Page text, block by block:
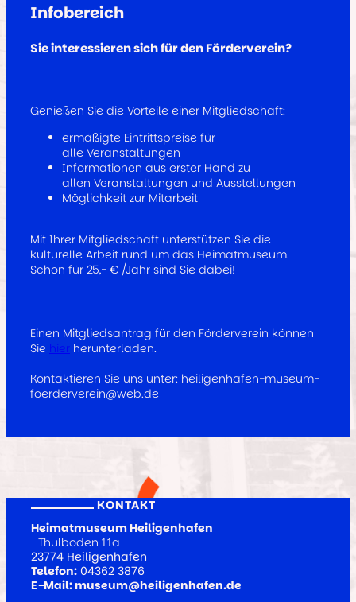
Infobereich
Sie interessieren sich für den Förderverein?
Genießen Sie die Vorteile einer Mitgliedschaft:
ermäßigte Eintrittspreise für
alle Veranstaltungen
Informationen aus erster Hand zu
allen Veranstaltungen und Ausstellungen
Möglichkeit zur Mitarbeit
Mit Ihrer Mitgliedschaft unterstützen Sie die
kulturelle Arbeit rund um das Heimatmuseum.
Schon für 25,- € /Jahr sind Sie dabei!
Einen Mitgliedsantrag für den Förderverein können
Sie hier herunterladen.
Kontaktieren Sie uns unter: heiligenhafen-museum-
foerderverein@web.de
KONTAKT
Heimatmuseum Heiligenhafen
Thulboden 11a
23774 Heiligenhafen
Telefon: 04362 3876
E-Mail: museum@heiligenhafen.de